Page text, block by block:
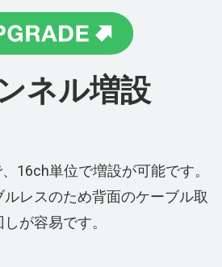
ネル増設
16ch単位で増設が可能です。
ルレスのため背⾯のケーブル取
しが容易です。